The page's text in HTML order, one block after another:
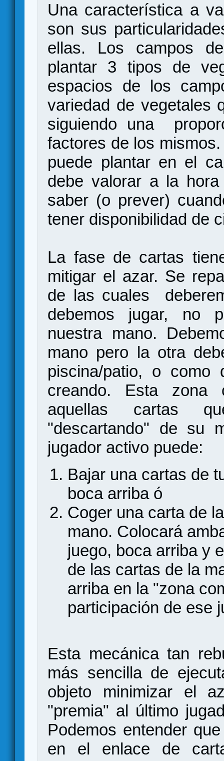
Una característica a
son sus
ellas. Los campos
plantar 3 tipos de
espacios de los
variedad de vegetales
siguiendo una
factores de los
puede plantar en el
debe valorar a la
saber (o prever)
tener disponibilidad de
La fase de cartas
mitigar el azar. Se
de las cuales
debemos jugar, no
nuestra mano.
mano pero la otra
piscina/patio, o como
creando. Esta zona
aquellas cartas
"descartando" de su
jugador activo puede:
Bajar una cartas de
boca arriba ó
Coger una carta de
mano. Colocará
juego, boca arriba y
de las cartas de la
arriba en la "zona
participación de ese
Esta mecánica tan
más sencilla de
objeto minimizar el
"premia" al último
Podemos entender
en el enlace de